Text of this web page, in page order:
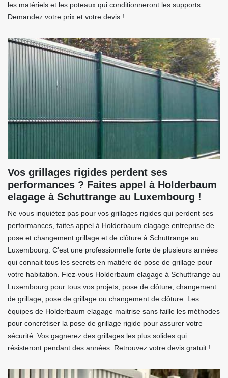
les matériels et les poteaux qui conditionneront les supports.
Demandez votre prix et votre devis !
Vos grillages rigides perdent ses
performances ? Faites appel à Holderbaum
elagage à Schuttrange au Luxembourg !
Ne vous inquiétez pas pour vos grillages rigides qui perdent ses
performances, faites appel à Holderbaum elagage entreprise de
pose et changement grillage et de clôture à Schuttrange au
Luxembourg. C’est une professionnelle forte de plusieurs années
qui connait tous les secrets en matière de pose de grillage pour
votre habitation. Fiez-vous Holderbaum elagage à Schuttrange au
Luxembourg pour tous vos projets, pose de clôture, changement
de grillage, pose de grillage ou changement de clôture. Les
équipes de Holderbaum elagage maitrise sans faille les méthodes
pour concrétiser la pose de grillage rigide pour assurer votre
sécurité. Vos gagnerez des grillages les plus solides qui
résisteront pendant des années. Retrouvez votre devis gratuit !